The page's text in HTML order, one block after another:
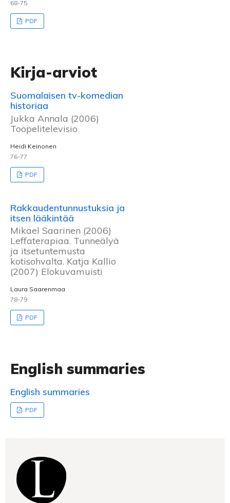
68-75
PDF
Kirja-arviot
Suomalaisen tv-komedian
historiaa
Jukka Annala (2006)
Toopelitelevisio
Heidi Keinonen
76-77
PDF
Rakkaudentunnustuksia ja
itsen lääkintää
Mikael Saarinen (2006)
Leffaterapiaa. Tunneälyä
ja itsetuntemusta
kotisohvalta. Katja Kallio
(2007) Elokuvamuisti
Laura Saarenmaa
78-79
PDF
English summaries
English summaries
PDF